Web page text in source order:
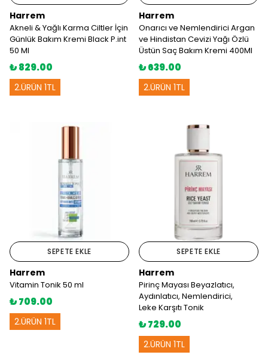
Harrem
Akneli & Yağlı Karma Ciltler İçin
Günlük Bakım Kremi Black P.int
50 Ml
₺ 829.00
2.ÜRÜN 1TL
Harrem
Onarıcı ve Nemlendirici Argan
ve Hindistan Cevizi Yağı Özlü
Üstün Saç Bakım Kremi 400Ml
₺ 639.00
2.ÜRÜN 1TL
SEPETE EKLE
Harrem
Vitamin Tonik 50 ml
₺ 709.00
2.ÜRÜN 1TL
SEPETE EKLE
Harrem
Pirinç Mayası Beyazlatıcı,
Aydınlatıcı, Nemlendirici,
Leke Karşıtı Tonik
₺ 729.00
2.ÜRÜN 1TL